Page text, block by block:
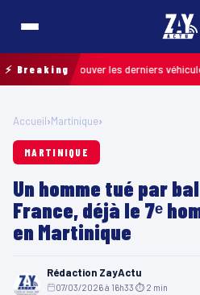
⚡ Breaking
retrouver les derniers véhicules
Accueil›Martinique›
MARTINIQUE
Un homme tué par
France, déjà le 7ᵉ
en Martinique
Rédaction ZayActu
07/03/2026 à 16h33 ⏱ 2 min